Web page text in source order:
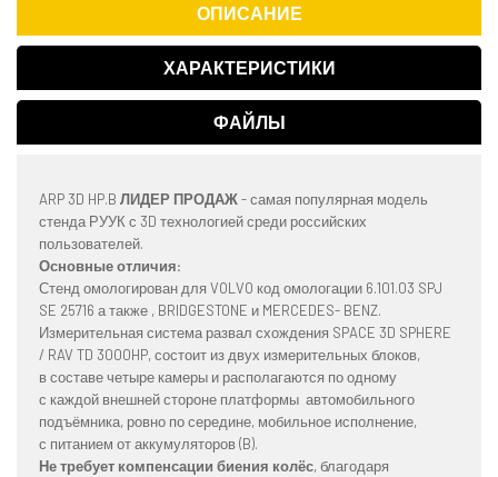
ОПИСАНИЕ
ХАРАКТЕРИСТИКИ
ФАЙЛЫ
ARP 3D HP.B ЛИДЕР ПРОДАЖ- самая популярная модель
стенда РУУК с 3D технологией среди российских
пользователей.
Основные отличия:
Стенд омологирован для VOLVO код омологации 6.101.03 SPJ
SE 25716 а также , BRIDGESTONE и MERCEDES- BENZ.
Измерительная система развал схождения SPACE 3D SPHERE
/ RAV TD 3000HP, состоит из двух измерительных блоков,
в составе четыре камеры и располагаются по одному
с каждой внешней стороне платформы автомобильного
подъёмника, ровно по середине, мобильное исполнение,
с питанием от аккумуляторов (B).
Не требует компенсации биения колёс, благодаря